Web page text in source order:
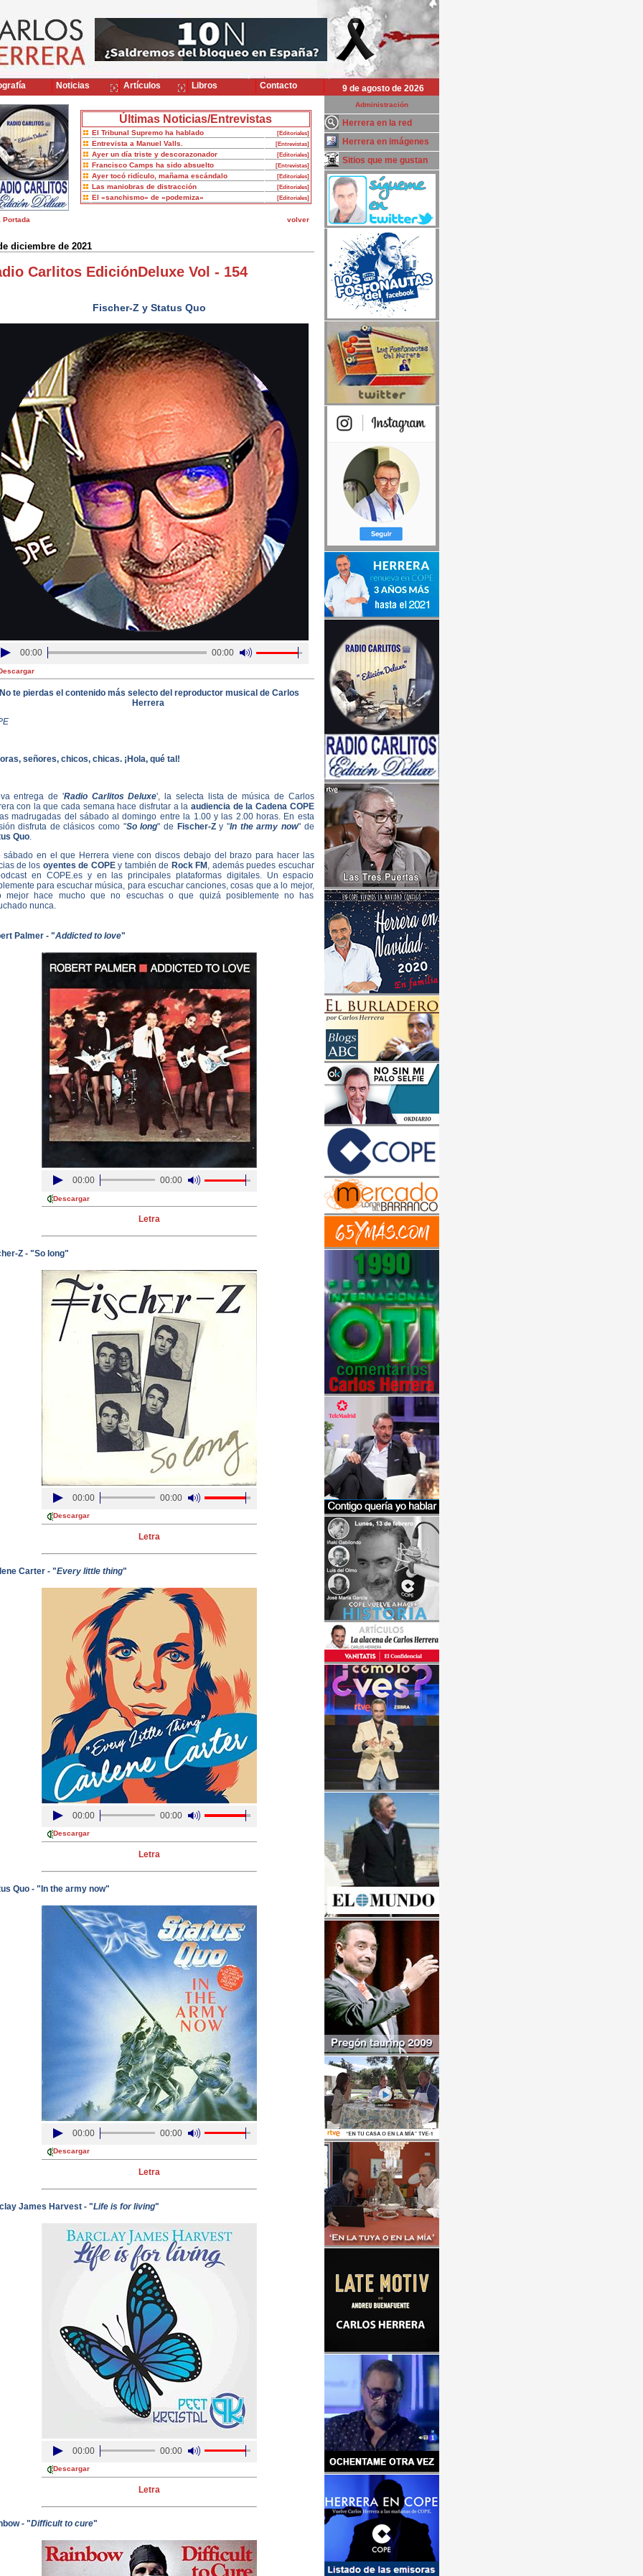
9 de agosto de 2026
Últimas Noticias/Entrevistas
El Tribunal Supremo ha hablado [Editoriales]
Entrevista a Manuel Valls. [Entrevistas]
Ayer un día triste y descorazonador [Editoriales]
Francisco Camps ha sido absuelto [Entrevistas]
Ayer tocó ridículo, mañama escándalo [Editoriales]
Las maniobras de distracción [Editoriales]
El «sanchismo» de «podemiza» [Editoriales]
Portada volver
diciembre de 2021
Carlitos EdiciónDeluxe Vol - 154
Fischer-Z y Status Quo
00:00 00:00
te pierdas el contenido más selecto del reproductor musical de Carlos
Herrera
señores, chicos, chicas. ¡Hola, qué tal!
entrega de 'Radio Carlitos Deluxe', la selecta lista de música de Carlos
con la que cada semana hace disfrutar a la audiencia de la Cadena COPE
madrugadas del sábado al domingo entre la 1.00 y las 2.00 horas. En esta
disfruta de clásicos como "So long" de Fischer-Zy "In the army now" de
Quo.
sábado en el que Herrera viene con discos debajo del brazo para hacer las
de los oyentes de COPEy también de Rock FM , además puedes escuchar
en COPE.es y en las principales plataformas digitales. Un espacio
para escuchar música, para escuchar canciones, cosas que a lo mejor,
mejor hace mucho que no escuchas o que quizá posiblemente no has
nunca.
Palmer - "Addicted to love"
00:00 00:00
Descargar
Letra
Z - "So long"
00:00 00:00
Descargar
Letra
Carter - "Every little thing"
00:00 00:00
Descargar
Letra
Quo - "In the army now"
00:00 00:00
Descargar
Letra
James Harvest - "Life is for living"
00:00 00:00
Descargar
Letra
- "Difficult to cure"
Administración
Herrera en la red
Herrera en imágenes
Sitios que me gustan
Noticias Artículos Libros Contacto